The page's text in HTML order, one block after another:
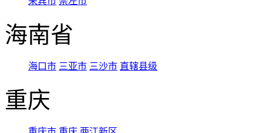
海南省
海口市 三亚市 三沙市 直辖县级
重庆